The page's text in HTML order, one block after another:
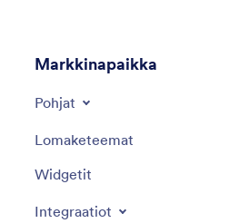
Markkinapaikka
Pohjat
Lomaketeemat
Widgetit
Integraatiot